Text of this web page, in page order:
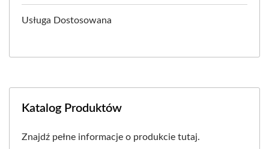
Usługa Dostosowana
Katalog Produktów
Znajdź pełne informacje o produkcie tutaj.